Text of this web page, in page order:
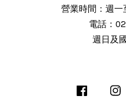
N***
25/Nov/2025
續沒有問
營業時間：週一
電話：
週日及
Facebook